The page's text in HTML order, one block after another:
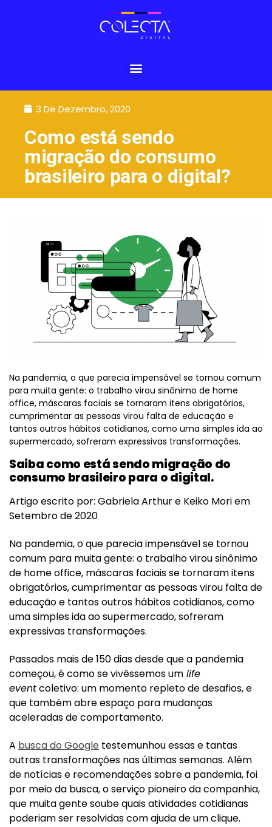
3 De Dezembro, 2020
Como está sendo
migração do consumo
brasileiro para o digital?
Na pandemia, o que parecia impensável se tornou comum
para muita gente: o trabalho virou sinônimo de home
office, máscaras faciais se tornaram itens obrigatórios,
cumprimentar as pessoas virou falta de educação e
tantos outros hábitos cotidianos, como uma simples ida ao
supermercado, sofreram expressivas transformações.
Saiba como está sendo migração do
consumo brasileiro para o digital.
Artigo escrito por: Gabriela Arthur e Keiko Mori em
Setembro de 2020
Na pandemia, o que parecia impensável se tornou
comum para muita gente: o trabalho virou sinônimo
de home office, máscaras faciais se tornaram itens
obrigatórios, cumprimentar as pessoas virou falta de
educação e tantos outros hábitos cotidianos, como
uma simples ida ao supermercado, sofreram
expressivas transformações.
Passados mais de 150 dias desde que a pandemia
começou, é como se vivêssemos um life
eventcoletivo: um momento repleto de desafios, e
que também abre espaço para mudanças
aceleradas de comportamento.
A busca do Google testemunhou essas e tantas
outras transformações nas últimas semanas. Além
de notícias e recomendações sobre a pandemia, foi
por meio da busca, o serviço pioneiro da companhia,
que muita gente soube quais atividades cotidianas
poderiam ser resolvidas com ajuda de um clique.